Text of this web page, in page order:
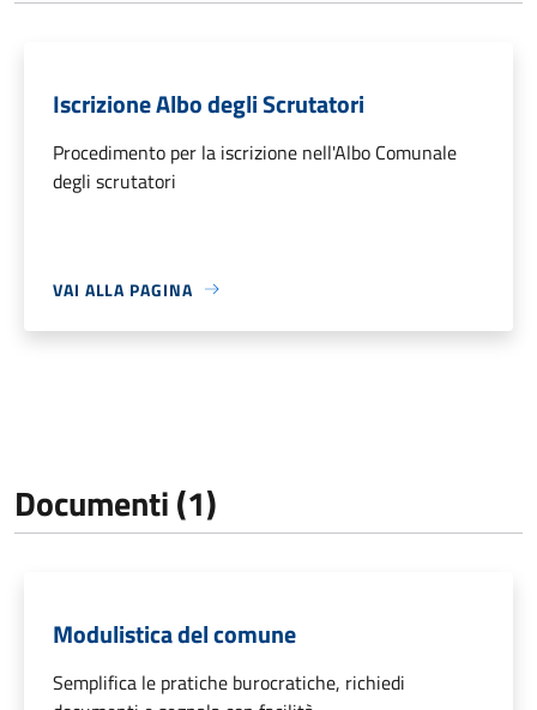
Iscrizione Albo degli Scrutatori
Procedimento per la iscrizione nell'Albo Comunale
degli scrutatori
VAI ALLA PAGINA
Documenti (1)
Modulistica del comune
Semplifica le pratiche burocratiche, richiedi